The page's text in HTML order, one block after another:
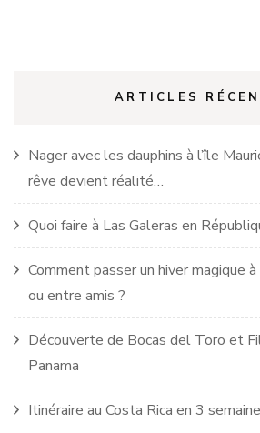
ARTICLES
Nager avec les dauphins à l’île
rêve devient réalité…
Quoi faire à Las Galeras en
Comment passer un hiver magique
ou entre amis ?
Découverte de Bocas del Toro et
Panama
Itinéraire au Costa Rica en 3